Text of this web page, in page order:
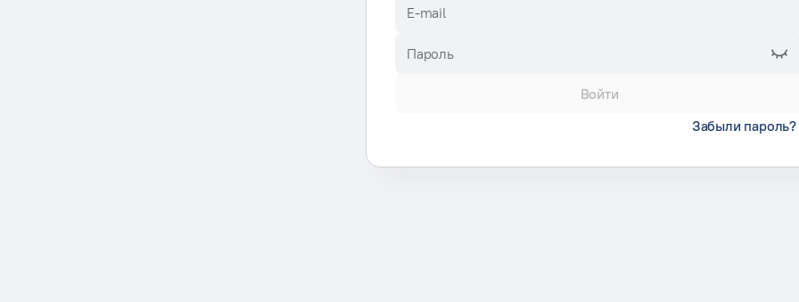
E-mail
Пароль
Войти
Забыли пароль?